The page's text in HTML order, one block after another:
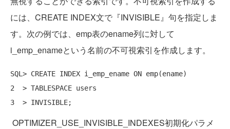
には、CREATE INDEX文で『INVISIBLE』句を指定しま
す。次の例では、emp表のename列に対して
i_emp_enameという名前の不可視索引を作成します。
SQL> CREATE INDEX i_emp_ename ON emp(ename)
2  > TABLESPACE users
OPTIMIZER_USE_INVISIBLE_INDEXES初期化パラメ